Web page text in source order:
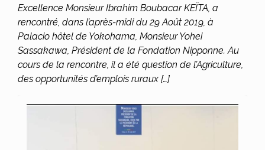
Excellence Monsieur Ibrahim Boubacar KEÏTA, a
rencontré, dans l’après-midi du 29 Août 2019, à
Palacio hôtel de Yokohama, Monsieur Yohei
Sassakawa, Président de la Fondation Nipponne. Au
cours de la rencontre, il a été question de l’Agriculture,
des opportunités d’emplois ruraux […]